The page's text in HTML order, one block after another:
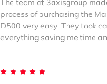
The team at 3axisgroup
process of purchasing the
D500 very easy. They took
everything saving me time
    